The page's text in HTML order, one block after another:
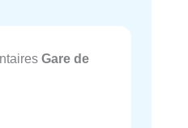
Gare de